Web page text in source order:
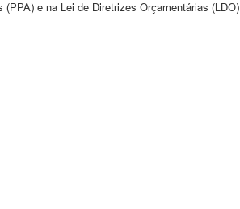
e na Lei de Diretrizes Orçamentárias (LDO).